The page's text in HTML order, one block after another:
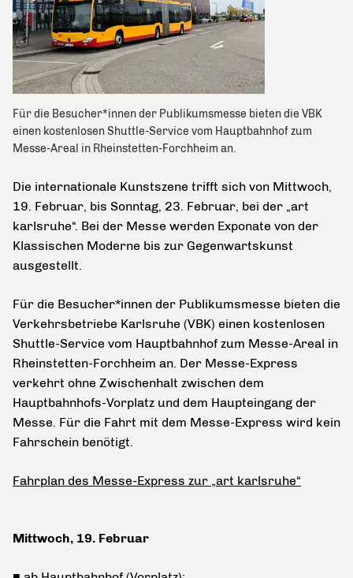
Für die Besucher*innen der Publikumsmesse bieten die VBK
einen kostenlosen Shuttle-Service vom Hauptbahnhof zum
Messe-Areal in Rheinstetten-Forchheim an.
Die internationale Kunstszene trifft sich von Mittwoch,
19. Februar, bis Sonntag, 23. Februar, bei der „art
karlsruhe“. Bei der Messe werden Exponate von der
Klassischen Moderne bis zur Gegenwartskunst
ausgestellt.
Für die Besucher*innen der Publikumsmesse bieten die
Verkehrsbetriebe Karlsruhe (VBK) einen kostenlosen
Shuttle-Service vom Hauptbahnhof zum Messe-Areal in
Rheinstetten-Forchheim an. Der Messe-Express
verkehrt ohne Zwischenhalt zwischen dem
Hauptbahnhofs-Vorplatz und dem Haupteingang der
Messe. Für die Fahrt mit dem Messe-Express wird kein
Fahrschein benötigt.
Fahrplan des Messe-Express zur „art karlsruhe“
Mittwoch, 19. Februar